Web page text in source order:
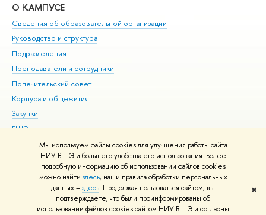
Мы используем файлы cookies для улучшения работы сайта
НИУ ВШЭ и большего удобства его использования. Более
подробную информацию об использовании файлов cookies
можно найти здесь, наши правила обработки персональных
данных –здесь. Продолжая пользоваться сайтом, вы
подтверждаете, что были проинформированы об
использовании файлов cookies сайтом НИУ ВШЭ и согласны
✖
О КАМПУСЕ
Сведения об образовательной организации
Руководство и структура
Подразделения
Преподаватели и сотрудники
Попечительский совет
Корпуса и общежития
Закупки
ВШЭ для студентов с ограниченными возможностями
здоровья и инвалидностью
Версия для слабовидящих
Единая платежная страница
© НИУ ВШЭ 1993–2026 Адреса и контакты Условия использования